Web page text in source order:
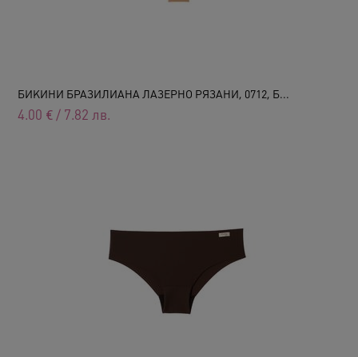
БИКИНИ БРАЗИЛИАНА ЛАЗЕРНО РЯЗАНИ, 0712, Б...
4.00 € / 7.82 лв.